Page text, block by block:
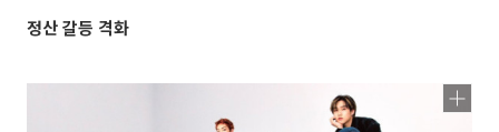
정산 갈등 격화